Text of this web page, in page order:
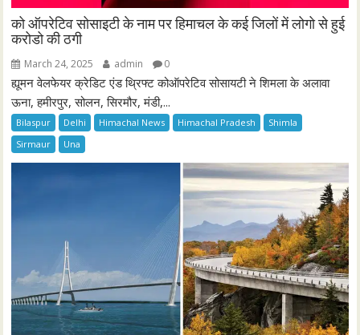
को ऑपरेटिव सोसाइटी के नाम पर हिमाचल के कई जिलों में लोगो से हुई
करोडो की ठगी
March 24, 2025 admin 0
ह्यूमन वेलफेयर क्रेडिट एंड थ्रिफ्ट कोऑपरेटिव सोसायटी ने शिमला के अलावा
ऊना, हमीरपुर, सोलन, सिरमौर, मंडी,...
Bilaspur Delhi Himachal News Himachal Pradesh
Shimla
Sirmaur
Una